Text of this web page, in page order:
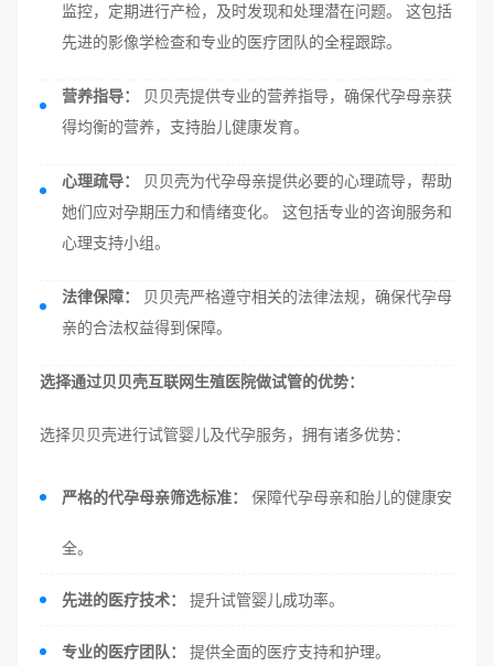
监控，定期进行产检，及时发现和处理潜在问题。 这包括
先进的影像学检查和专业的医疗团队的全程跟踪。
营养指导：
贝贝壳提供专业的营养指导，确保代孕母亲获
得均衡的营养，支持胎儿健康发育。
心理疏导：
贝贝壳为代孕母亲提供必要的心理疏导，帮助
她们应对孕期压力和情绪变化。 这包括专业的咨询服务和
心理支持小组。
法律保障：
贝贝壳严格遵守相关的法律法规，确保代孕母
亲的合法权益得到保障。
选择通过贝贝壳互联网生殖医院做试管的优势：
选择贝贝壳进行试管婴儿及代孕服务，拥有诸多优势：
严格的代孕母亲筛选标准： 保障代孕母亲和胎儿的健康安
全。
先进的医疗技术： 提升试管婴儿成功率。
专业的医疗团队： 提供全面的医疗支持和护理。